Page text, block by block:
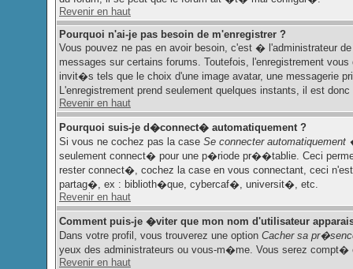
Revenir en haut
Pourquoi n'ai-je pas besoin de m'enregistrer ?
Vous pouvez ne pas en avoir besoin, c'est � l'administrateur
messages sur certains forums. Toutefois, l'enregistrement
invit�s tels que le choix d'une image avatar, une messagerie
L'enregistrement prend seulement quelques instants, il est
Revenir en haut
Pourquoi suis-je d�connect� automatiquement ?
Si vous ne cochez pas la case Se connecter
seulement connect� pour une p�riode pr��tablie. Ceci
rester connect�, cochez la case en vous connectant, ceci
partag�, ex : biblioth�que, cybercaf�, universit�, etc.
Revenir en haut
Comment puis-je �viter que mon nom d'utilisateur
Dans votre profil, vous trouverez une option Cacher sa
yeux des administrateurs ou vous-m�me. Vous serez compt�
Revenir en haut